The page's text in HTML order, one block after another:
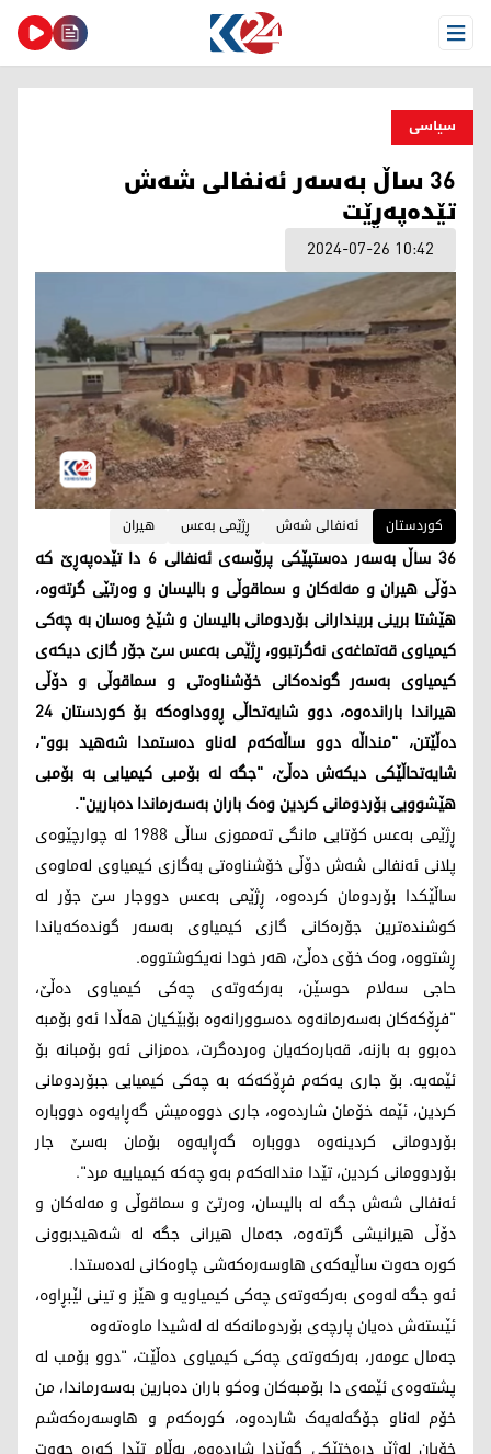
Open Menu
سیاسی
36 ساڵ بەسەر ئەنفالی شەش
تێدەپەڕێت
2024-07-26 10:42
کوردستان ئەنفالی شەش ڕژێمی بەعس هیران
36 ساڵ بەسەر دەستپێکی پرۆسەی ئەنفالی 6 دا تێدەپەڕێ کە
دۆڵی هیران و مەلەکان و سماقوڵی و بالیسان و وەرتێی گرتەوە،
هێشتا برینی بریندارانی بۆردومانی بالیسان و شێخ وەسان بە چەکی
کیمیاوی قەتماغەی نەگرتبوو، ڕژێمی بەعس سێ جۆر گازی دیكەی
کیمیاوی بەسەر گوندەکانی خۆشناوەتی و سماقوڵی و دۆڵی
هیراندا باراندەوە، دوو شایەتحاڵی ڕووداوەکە بۆ کوردستان 24
دەڵێتن، "منداڵە دوو ساڵەکەم لەناو دەستمدا شەهید بوو"،
شایەتحاڵێکی دیكەش دەڵێ، "جگە لە بۆمبی کیمیایی بە بۆمبی
هێشوویی بۆردومانی کردین وەک باران بەسەرماندا دەبارین".
ڕژێمی بەعس کۆتایی مانگی تەمموزی ساڵی 1988 لە چوارچێوەی
پلانی ئەنفالی شەش دۆڵی خۆشناوەتی بەگازی کیمیاوی لەماوەی
ساڵێکدا بۆردومان کردەوە، ڕژێمی بەعس دووجار سێ جۆر لە
کوشندەترین جۆرەکانی گازی کیمیاوی بەسەر گوندەکەیاندا
ڕشتووە، وەک خۆی دەڵێ، هەر خودا نەیکوشتووە.
حاجی سەلام حوسێن، بەرکەوتەی چەکی کیمیاوی دەڵێ،
"فڕۆکەکان بەسەرمانەوە دەسوورانەوە بۆبێکیان هەڵدا ئەو بۆمبە
دەبوو بە بازنە، قەبارەکەیان وەردەگرت، دەمزانی ئەو بۆمبانە بۆ
ئێمەیە. بۆ جاری یەکەم فڕۆکەکە بە چەکی کیمیایی جبۆردومانی
کردین، ئێمە خۆمان شاردەوە، جاری دووەمیش گەڕایەوە دووبارە
بۆردومانی کردینەوە دووبارە گەڕایەوە بۆمان بەسێ جار
بۆردوومانی کردین، تێدا مندالەکەم بەو چەکە کیمیاییە مرد".
ئەنفالی شەش جگە لە بالیسان، وەرتێ و سماقوڵی و مەلەکان و
دۆڵی هیرانیشی گرتەوە، جەمال هیرانی جگە لە شەهیدبوونی
کورە حەوت ساڵیەکەی هاوسەرەکەشی چاوەکانی لەدەستدا.
ئەو جگە لەوەی بەرکەوتەی چەکی کیمیاویە و هێز و تینی لێبڕاوە،
ئێستەش دەیان پارچەی بۆردومانەکە لە لەشیدا ماوەتەوە
جەمال عومەر، بەرکەوتەی چەکی کیمیاوی دەڵێت، "دوو بۆمب لە
پشتەوەی ئێمەی دا بۆمبەکان وەکو باران دەبارین بەسەرماندا، من
خۆم لەناو جۆگەلەیەک شاردەوە، کورەکەم و هاوسەرەکەشم